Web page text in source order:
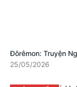
Đôrêmon: Truyện
25/05/2026